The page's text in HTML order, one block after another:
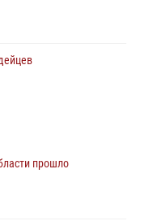
время празднования
прошло